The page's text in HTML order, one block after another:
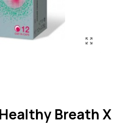
Breath X